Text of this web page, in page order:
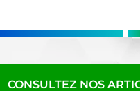
CONSULTEZ NOS